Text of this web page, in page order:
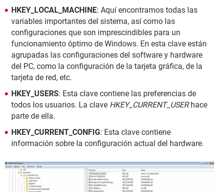
HKEY_LOCAL_MACHINE: Aquí encontramos todas las
variables importantes del sistema, así como las
configuraciones que son imprescindibles para un
funcionamiento óptimo de Windows. En esta clave están
agrupadas las configuraciones del software y hardware
del PC, como la configuración de la tarjeta gráfica, de la
tarjeta de red, etc.
HKEY_USERS: Esta clave contiene las preferencias de
todos los usuarios. La clave HKEY_CURRENT_USERhace
parte de ella.
HKEY_CURRENT_CONFIG: Esta clave contiene
información sobre la configuración actual del hardware.